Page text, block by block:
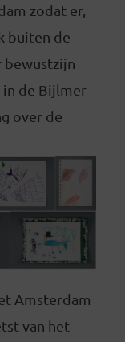
zodat er,
buiten de
bewustzijn
in de Bijlmer
over de
Amsterdam
van het